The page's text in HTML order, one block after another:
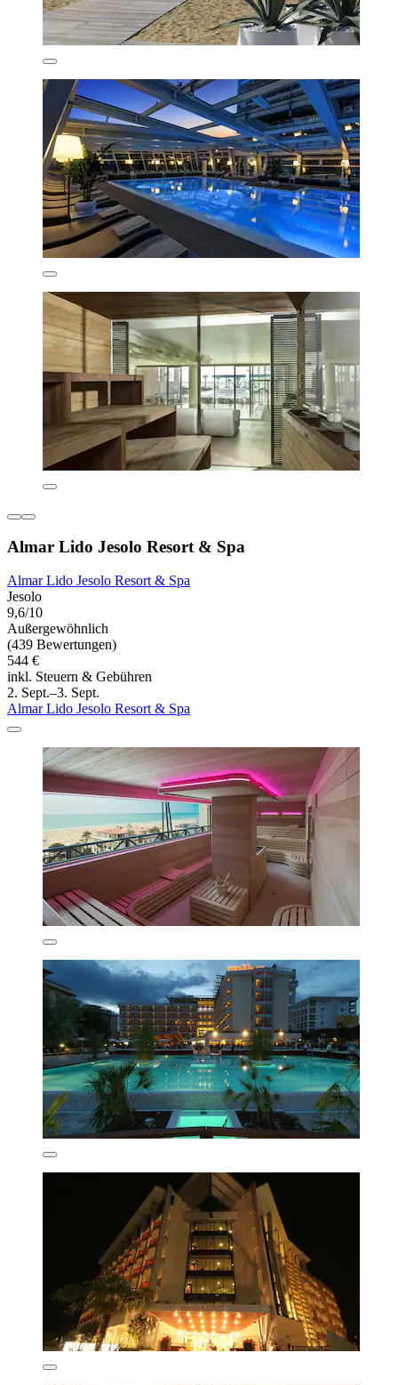
Almar Lido Jesolo Resort & Spa
Almar Lido Jesolo Resort & Spa
Jesolo
9,6/10
Außergewöhnlich
(439 Bewertungen)
544 €
inkl. Steuern & Gebühren
2. Sept.–3. Sept.
Almar Lido Jesolo Resort & Spa